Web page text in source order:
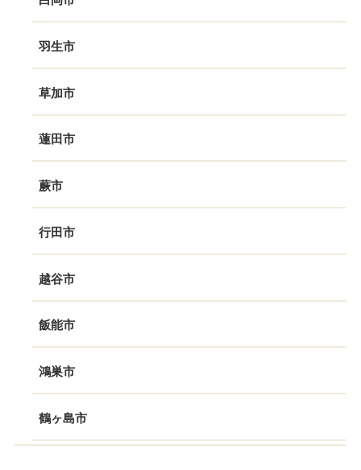
羽生市
草加市
蓮田市
蕨市
行田市
越谷市
飯能市
鴻巣市
鶴ヶ島市